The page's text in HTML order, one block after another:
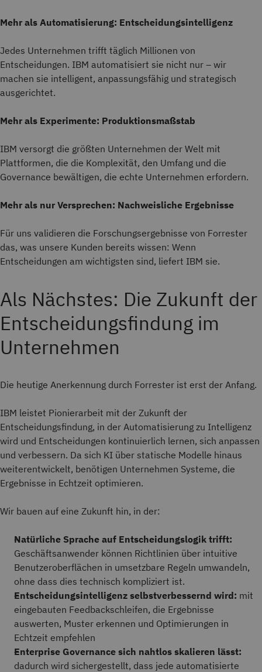
Mehr als Automatisierung: Entscheidungsintelligenz
Jedes Unternehmen trifft täglich Millionen von
Entscheidungen. IBM automatisiert sie nicht nur – wir
machen sie intelligent, anpassungsfähig und strategisch
ausgerichtet.
Mehr als Experimente: Produktionsmaßstab
IBM versorgt die größten Unternehmen der Welt mit
Plattformen, die die Komplexität, den Umfang und die
Governance bewältigen, die echte Unternehmen erfordern.
Mehr als nur Versprechen: Nachweisliche Ergebnisse
Für uns validieren die Forschungsergebnisse von Forrester
das, was unsere Kunden bereits wissen: Wenn
Entscheidungen am wichtigsten sind, liefert IBM sie.
Als Nächstes: Die Zukunft der
Entscheidungsfindung im
Unternehmen
Die heutige Anerkennung durch Forrester ist erst der Anfang.
IBM leistet Pionierarbeit mit der Zukunft der
Entscheidungsfindung, in der Automatisierung zu Intelligenz
wird und Entscheidungen kontinuierlich lernen, sich anpassen
und verbessern. Da sich KI über statische Modelle hinaus
weiterentwickelt, benötigen Unternehmen Systeme, die
Ergebnisse in Echtzeit optimieren.
Wir bauen auf eine Zukunft hin, in der:
Natürliche Sprache auf Entscheidungslogik trifft:
Geschäftsanwender können Richtlinien über intuitive
Benutzeroberflächen in umsetzbare Regeln umwandeln,
ohne dass dies technisch kompliziert ist.
Entscheidungsintelligenz selbstverbessernd wird: mit
eingebauten Feedbackschleifen, die Ergebnisse
auswerten, Muster erkennen und Optimierungen in
Echtzeit empfehlen
Enterprise Governance sich nahtlos skalieren lässt:
dadurch wird sichergestellt, dass jede automatisierte